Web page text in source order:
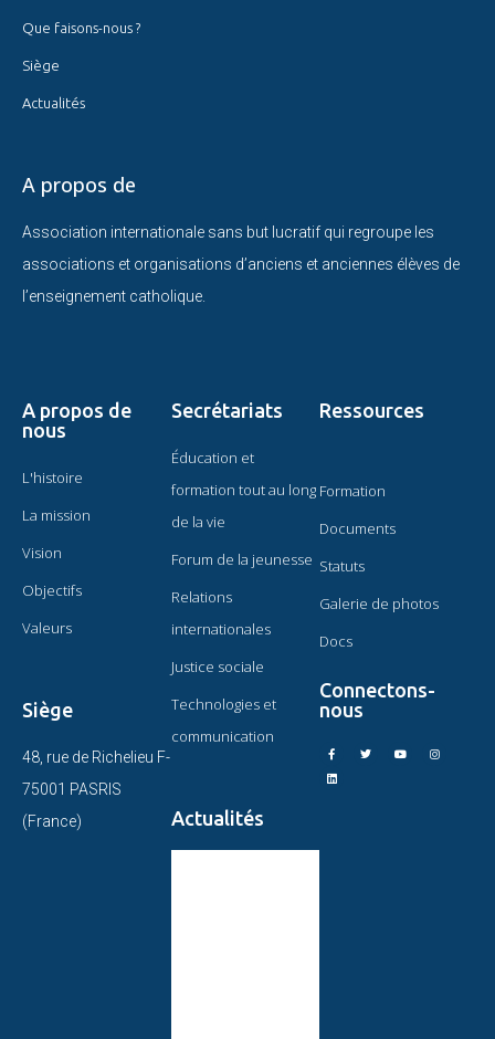
Que faisons-nous ?
Siège
Actualités
A propos de
Association internationale sans but lucratif qui regroupe les
associations et organisations d’anciens et anciennes élèves de
l’enseignement catholique.
A propos de
nous
L'histoire
La mission
Vision
Objectifs
Valeurs
Siège
48, rue de Richelieu F-
75001 PASRIS
(France)
Secrétariats
Éducation et
formation tout au long
de la vie
Forum de la jeunesse
Relations
internationales
Justice sociale
Technologies et
communication
Actualités
Ressources
Formation
Documents
Statuts
Galerie de photos
Docs
Connectons-
nous